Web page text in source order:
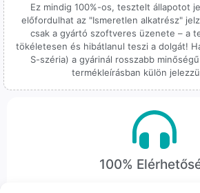
Ez mindig 100%-os, tesztelt állapotot
előfordulhat az "Ismeretlen alkatrész"
csak a gyártó szoftveres üzenete – a
tökéletesen és hibátlanul teszi a dolgát!
S-széria) a gyárinál rosszabb
termékleírásban külön
100%